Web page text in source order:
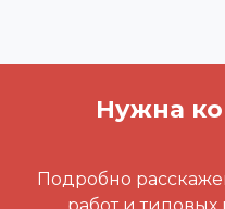
Нужна
Подробно